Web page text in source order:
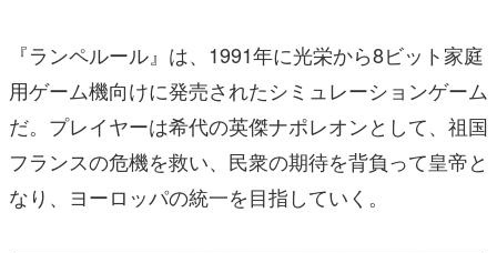
『ランペルール』は、1991年に光栄から8ビット家庭
用ゲーム機向けに発売されたシミュレーションゲーム
だ。プレイヤーは希代の英傑ナポレオンとして、祖国
フランスの危機を救い、民衆の期待を背負って皇帝と
なり、ヨーロッパの統一を目指していく。